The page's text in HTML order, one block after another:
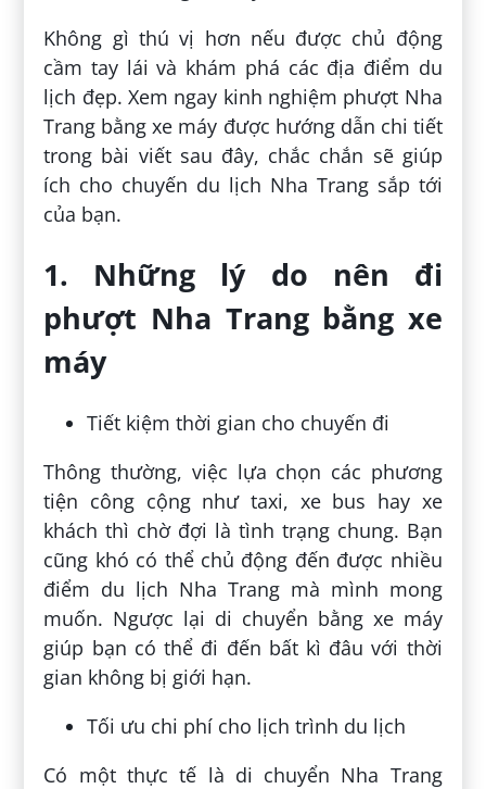
Không gì thú vị hơn nếu được chủ động
cầm tay lái và khám phá các địa điểm du
lịch đẹp. Xem ngay kinh nghiệm phượt Nha
Trang bằng xe máy được hướng dẫn chi tiết
trong bài viết sau đây, chắc chắn sẽ giúp
ích cho chuyến du lịch Nha Trang sắp tới
của bạn.
1. Những lý do nên đi
phượt Nha Trang bằng xe
máy
Tiết kiệm thời gian cho chuyến đi
Thông thường, việc lựa chọn các phương
tiện công cộng như taxi, xe bus hay xe
khách thì chờ đợi là tình trạng chung. Bạn
cũng khó có thể chủ động đến được nhiều
điểm du lịch Nha Trang mà mình mong
muốn. Ngược lại di chuyển bằng xe máy
giúp bạn có thể đi đến bất kì đâu với thời
gian không bị giới hạn.
Tối ưu chi phí cho lịch trình du lịch
Có một thực tế là di chuyển Nha Trang